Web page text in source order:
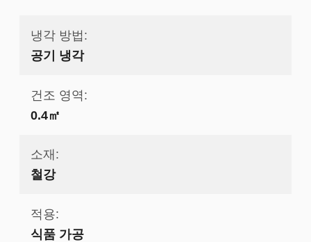
냉각 방법:
공기 냉각
건조 영역:
0.4㎡
소재:
철강
적용:
식품 가공